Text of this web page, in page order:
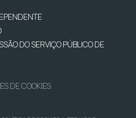
DO SERVIÇO PÚBLICO DE
DE COOKIES